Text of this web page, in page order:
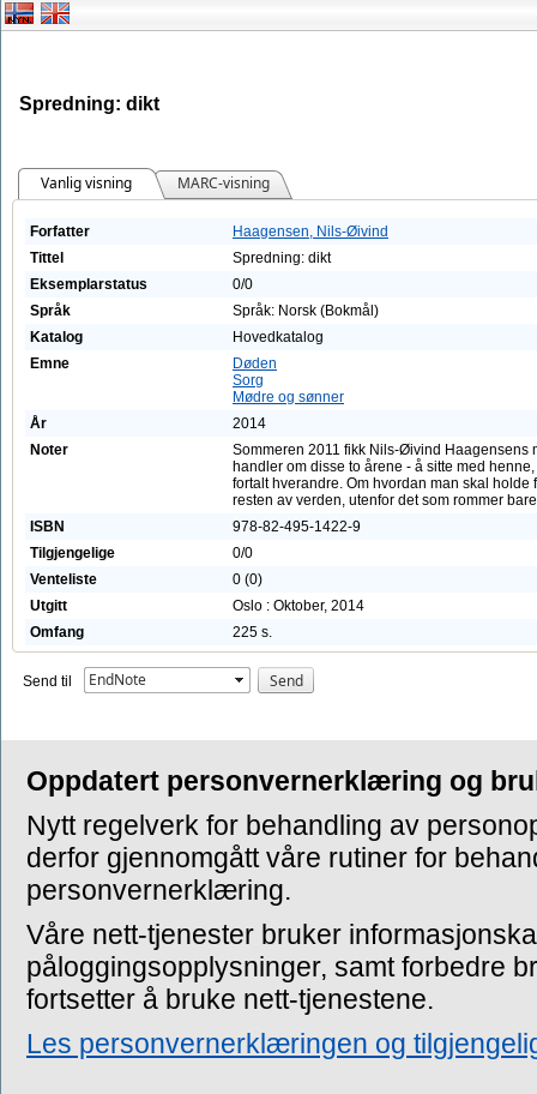
Spredning: dikt
Vanlig visning MARC-visning
Forfatter
Haagensen, Nils-Øivind
Tittel
Spredning: dikt
Eksemplarstatus
0/0
Språk
Språk: Norsk (Bokmål)
Katalog
Hovedkatalog
Emne
Døden
Sorg
Mødre og sønner
År
2014
Noter
Sommeren 2011 fikk Nils-Øivind Haagensens
handler om disse to årene - å sitte med
fortalt hverandre. Om hvordan man skal
resten av verden, utenfor det som rommer
ISBN
978-82-495-1422-9
Tilgjengelige
0/0
Venteliste
0 (0)
Utgitt
Oslo : Oktober, 2014
Omfang
225 s.
Send til EndNote
Oppdatert personvernerklæring og
Nytt regelverk for behandling av
derfor gjennomgått våre rutiner for
personvernerklæring.
Våre nett-tjenester bruker
påloggingsopplysninger, samt forbedre
fortsetter å bruke nett-tjenestene.
Les personvernerklæringen og